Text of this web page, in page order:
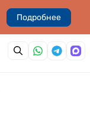
Подробнее